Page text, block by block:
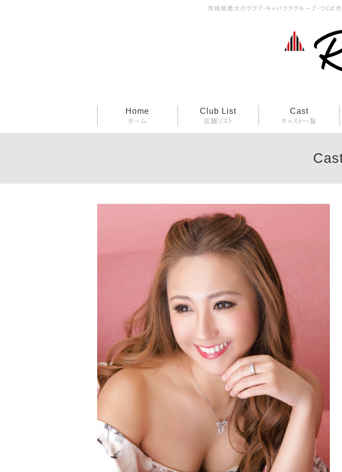
茨城県最大のクラブ・キャバクラグループ・つくば
テ
ス
Home
ホーム
Club List
店舗リスト
Cast
キャスト一覧